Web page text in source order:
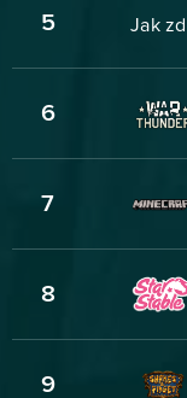
5 Jak
6
7
8
9